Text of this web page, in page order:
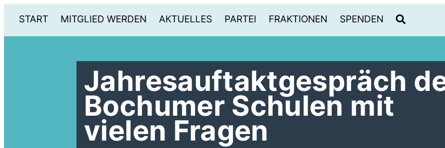
START MITGLIED WERDEN AKTUELLES PARTEI FRAKTIONEN SPENDEN
Jahresauftaktgespräch
Bochumer Schulen mit
vielen Fragen